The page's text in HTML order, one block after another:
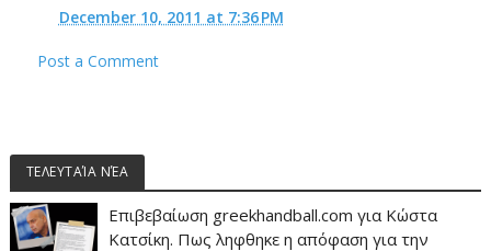
December 10, 2011 at 7:36 PM
Post a Comment
ΤΕΛΕΥΤΑΊΑ ΝΈΑ
Επιβεβαίωση greekhandball.com για Κώστα
Κατσίκη. Πως ληφθηκε η απόφαση για την